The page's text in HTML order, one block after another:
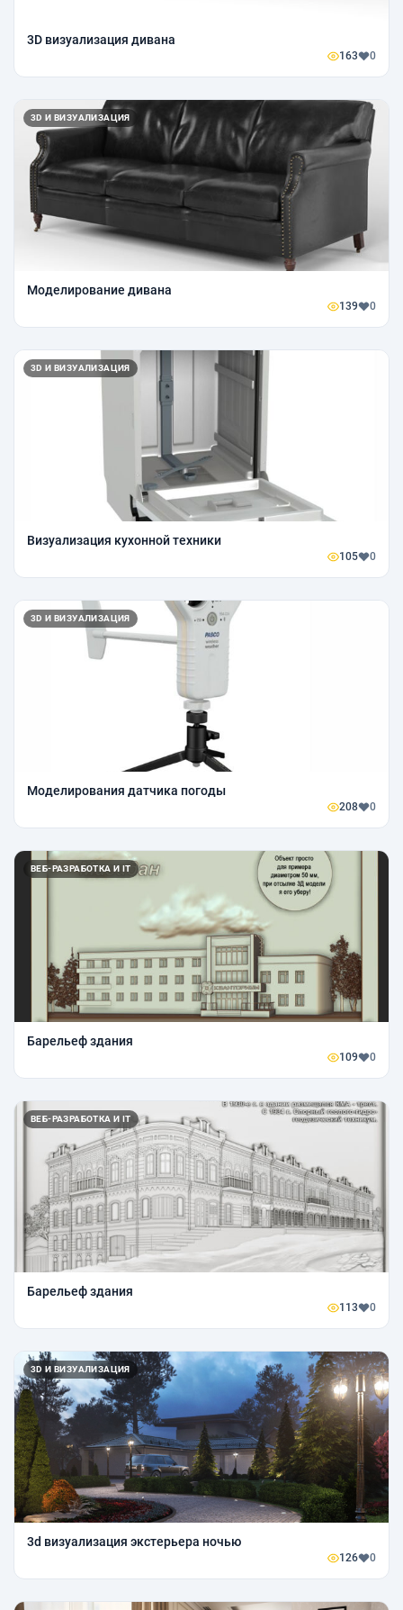
3D визуализация дивана
163 0
3D И ВИЗУАЛИЗАЦИЯ
Моделирование дивана
139 0
3D И ВИЗУАЛИЗАЦИЯ
Визуализация кухонной техники
105 0
3D И ВИЗУАЛИЗАЦИЯ
Моделирования датчика погоды
208 0
ВЕБ-РАЗРАБОТКА И IT
Барельеф здания
109 0
ВЕБ-РАЗРАБОТКА И IT
Барельеф здания
113 0
3D И ВИЗУАЛИЗАЦИЯ
3d визуализация экстерьера ночью
126 0